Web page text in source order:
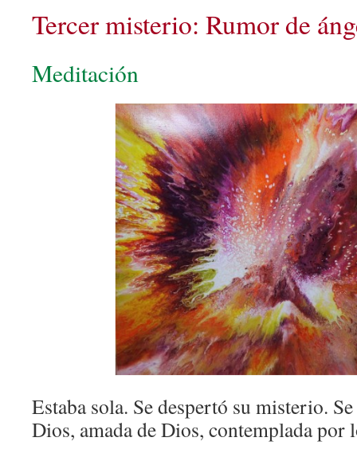
Tercer misterio: Rumor de
Meditación
Estaba sola. Se despertó su misterio.
Dios, amada de Dios, contemplada por